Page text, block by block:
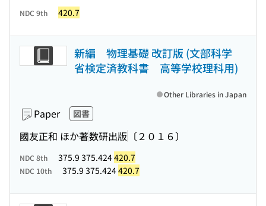
NDC 9th 420.7
新編 物理基礎 改訂版 (文部科学
省検定済教科書 高等学校理科用)
Paper 図書
國友正和 ほか著数研出版 〔２０１６〕
Other Libraries in Japan
NDC 8th 375.9 375.424420.7
NDC 10th 375.9 375.424420.7